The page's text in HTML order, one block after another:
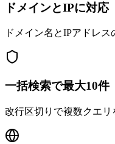
ドメインとIPに対応
ドメイン名とIPアドレ
一括検索で最大10件
改行区切りで複数クエ